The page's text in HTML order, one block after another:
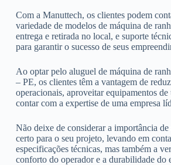
Com a Manuttech, os clientes podem
variedade de modelos de máquina de
entrega e retirada no local, e suporte
para garantir o sucesso de seus
Ao optar pelo aluguel de máquina de
– PE, os clientes têm a vantagem de
operacionais, aproveitar equipamentos de
contar com a expertise de uma empresa
Não deixe de considerar a importância
certo para o seu projeto, levando em
especificações técnicas, mas também a
conforto do operador e a durabilidade do